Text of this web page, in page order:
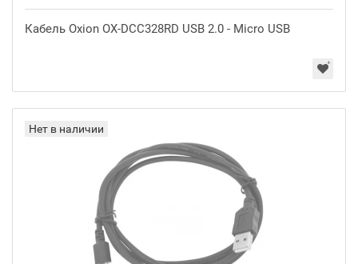
Кабель Oxion OX-DCC328RD USB 2.0 - Micro USB
Нет в наличии